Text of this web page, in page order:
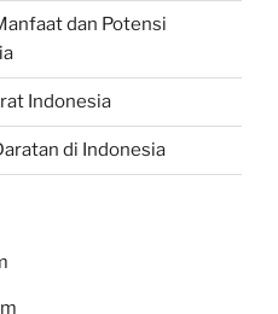
dan Potensi
Indonesia
di Indonesia